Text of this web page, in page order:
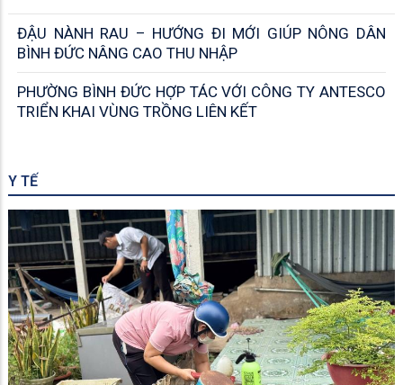
ĐẬU NÀNH RAU – HƯỚNG ĐI MỚI GIÚP NÔNG DÂN
BÌNH ĐỨC NÂNG CAO THU NHẬP
PHƯỜNG BÌNH ĐỨC HỢP TÁC VỚI CÔNG TY ANTESCO
TRIỂN KHAI VÙNG TRỒNG LIÊN KẾT
Y TẾ